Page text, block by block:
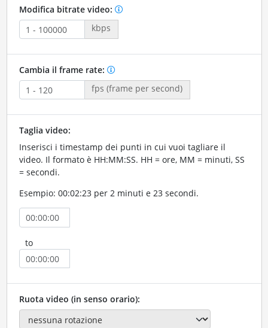
Modifica bitrate video:
kbps
Cambia il frame rate:
fps (frame per second)
Taglia video:
Inserisci i timestamp dei punti in cui vuoi tagliare il
video. Il formato è HH:MM:SS. HH = ore, MM = minuti, SS
= secondi.
Esempio: 00:02:23 per 2 minuti e 23 secondi.
to
Ruota video (in senso orario):